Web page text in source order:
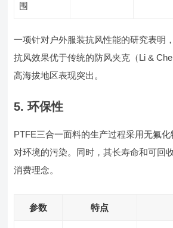
围
一项针对户外服装抗风性能的研究表明
抗风效果优于传统的防风夹克（Li &
高海拔地区表现突出。
5. 环保性
PTFE三合一面料的生产过程采用无氟
对环境的污染。同时，其长寿命和可回
消费理念。
参数 特点